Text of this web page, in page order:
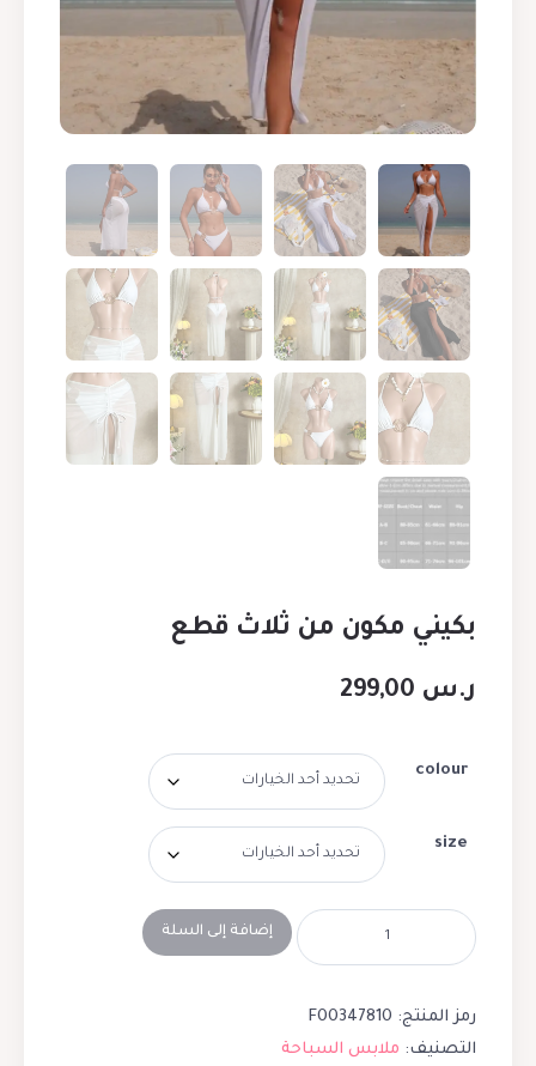
بكيني مكون من ثلاث قطع
ر.س
colour
size
إضافة إلى السلة
رمز المنتج: F00347810
التصنيف: ملابس السباحة